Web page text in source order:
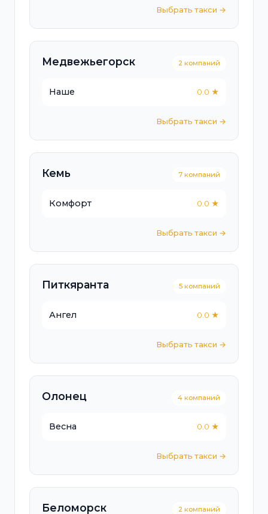
Выбрать такси →
Медвежьегорск 2 компаний
Наше 0.0 ★
Выбрать такси →
Кемь 7 компаний
Комфорт 0.0 ★
Выбрать такси →
Питкяранта 5 компаний
Ангел 0.0 ★
Выбрать такси →
Олонец 4 компаний
Весна 0.0 ★
Выбрать такси →
Беломорск 2 компаний